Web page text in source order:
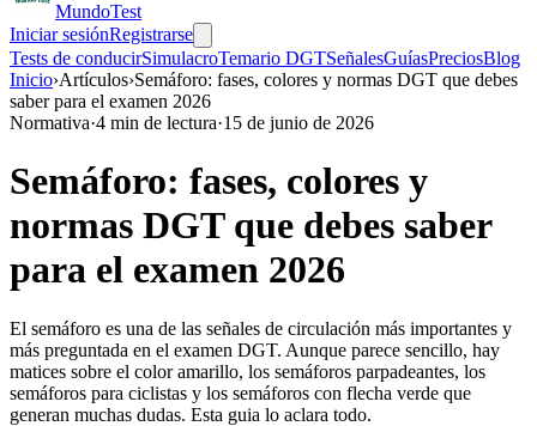
MundoTest
Iniciar sesiónRegistrarse
Tests de conducirSimulacroTemario DGTSeñalesGuíasPreciosBlog
Inicio›Artículos›Semáforo: fases, colores y normas DGT que debes
saber para el examen 2026
Normativa·4 min de lectura·15 de junio de 2026
Semáforo: fases, colores y
normas DGT que debes saber
para el examen 2026
El semáforo es una de las señales de circulación más importantes y
más preguntada en el examen DGT. Aunque parece sencillo, hay
matices sobre el color amarillo, los semáforos parpadeantes, los
semáforos para ciclistas y los semáforos con flecha verde que
generan muchas dudas. Esta guia lo aclara todo.